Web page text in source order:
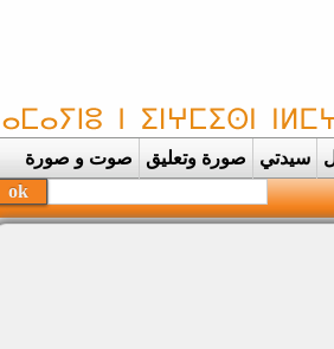
سيدتي صورة وتعليق صوت و صورة